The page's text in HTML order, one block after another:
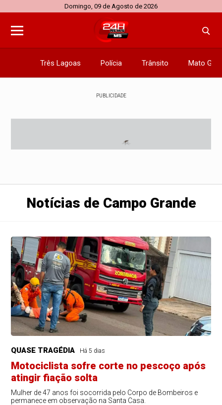
Domingo, 09 de Agosto de 2026
Três Lagoas Polícia Trânsito Mato
PUBLICIDADE
Notícias de Campo Grande
QUASE TRAGÉDIA Há 5 dias
Motociclista sofre corte no pescoço após
atingir fiação solta
Mulher de 47 anos foi socorrida pelo Corpo de Bombeiros e
permanece em observação na Santa Casa.